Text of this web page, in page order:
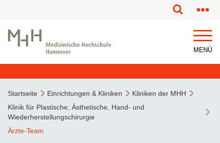
MENÜ
Startseite Einrichtungen & Kliniken
Kliniken der MHH
Klinik für Plastische, Ästhetische, Hand- und
Wiederherstellungschirurgie
Ärzte-Team